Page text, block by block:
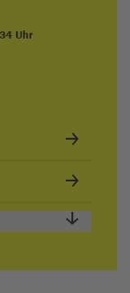
Uhr